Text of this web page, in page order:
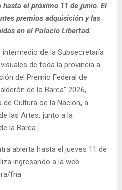
el próximo 11 de junio. El
premios adquisición y las
en el Palacio Libertad.
intermedio de la Subsecretaría
de toda la provincia a
del Premio Federal de
de la Barca” 2026,
Cultura de la Nación, a
las Artes, junto a la
la Barca.
abierta hasta el jueves 11 de
ingresando a la web
fna